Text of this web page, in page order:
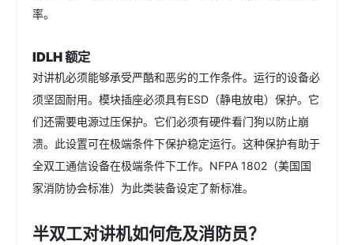
率。
IDLH 额定
对讲机必须能够承受严酷和恶劣的工作条件。运行的设备必
须坚固耐用。模块插座必须具有ESD（静电放电）保护。它
们还需要电源过压保护。它们必须有硬件看门狗以防止崩
溃。此设置可在极端条件下保护稳定运行。这种保护有助于
全双工通信设备在极端条件下工作。NFPA 1802（美国国
家消防协会标准）为此类装备设定了新标准。
半双工对讲机如何危及消防员？